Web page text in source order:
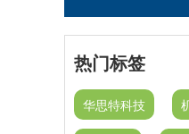
热门标签
华思特科技